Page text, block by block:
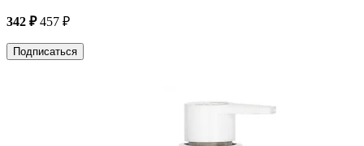
342 ₽ 457 ₽
Подписаться